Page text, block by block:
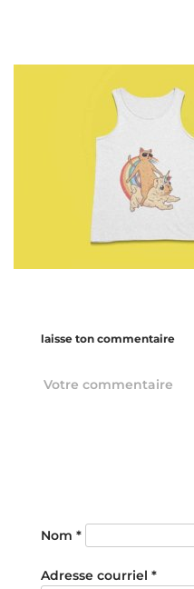
laisse ton commentaire
Nom *
Adresse courriel *